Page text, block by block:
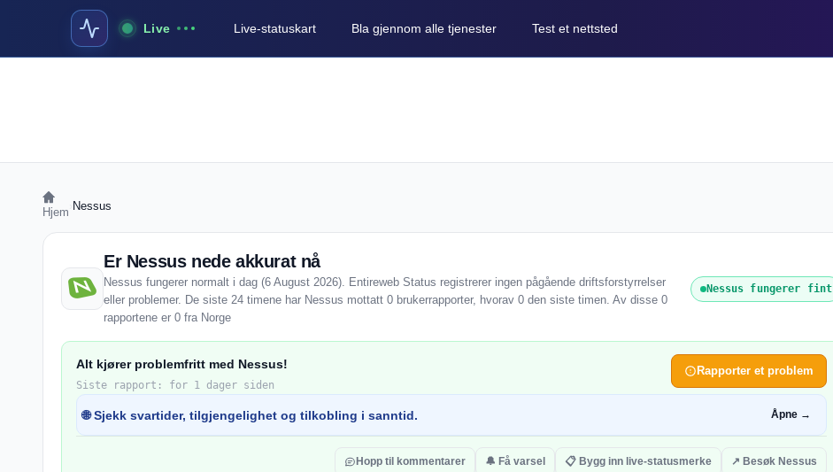
Live Live-statuskart Bla gjennom alle tjenester Test et nettsted
Hjem Nessus
Er Nessus nede akkurat nå
Nessus fungerer normalt i dag (6 August 2026). Entireweb Status registrerer ingen pågående driftsforstyrrelser
eller problemer. De siste 24 timene har Nessus mottatt 0 brukerrapporter, hvorav 0 den siste timen. Av disse 0
rapportene er 0 fra Norge
Nessus fungerer fint
Alt kjører problemfritt med Nessus!
Siste rapport: for 1 dager siden
Rapporter et problem
🌐 Sjekk svartider, tilgjengelighet og tilkobling i sanntid. Åpne →
Hopp til kommentarer 🔔 Få varsel 📋 Bygg inn live-statusmerke ↗ Besøk Nessus